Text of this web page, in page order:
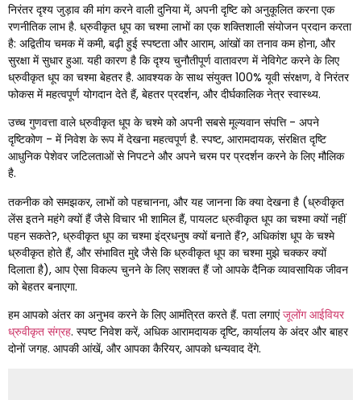
निरंतर दृश्य जुड़ाव की मांग करने वाली दुनिया में, अपनी दृष्टि को अनुकूलित करना एक
रणनीतिक लाभ है. ध्रुवीकृत धूप का चश्मा लाभों का एक शक्तिशाली संयोजन प्रदान करता
है: अद्वितीय चमक में कमी, बढ़ी हुई स्पष्टता और आराम, आंखों का तनाव कम होना, और
सुरक्षा में सुधार हुआ. यही कारण है कि दृश्य चुनौतीपूर्ण वातावरण में नेविगेट करने के लिए
ध्रुवीकृत धूप का चश्मा बेहतर है. आवश्यक के साथ संयुक्त 100% यूवी संरक्षण, वे निरंतर
फोकस में महत्वपूर्ण योगदान देते हैं, बेहतर प्रदर्शन, और दीर्घकालिक नेत्र स्वास्थ्य.
उच्च गुणवत्ता वाले ध्रुवीकृत धूप के चश्मे को अपनी सबसे मूल्यवान संपत्ति - अपने
दृष्टिकोण - में निवेश के रूप में देखना महत्वपूर्ण है. स्पष्ट, आरामदायक, संरक्षित दृष्टि
आधुनिक पेशेवर जटिलताओं से निपटने और अपने चरम पर प्रदर्शन करने के लिए मौलिक
है.
तकनीक को समझकर, लाभों को पहचानना, और यह जानना कि क्या देखना है (ध्रुवीकृत
लेंस इतने महंगे क्यों हैं जैसे विचार भी शामिल हैं, पायलट ध्रुवीकृत धूप का चश्मा क्यों नहीं
पहन सकते?, ध्रुवीकृत धूप का चश्मा इंद्रधनुष क्यों बनाते हैं?, अधिकांश धूप के चश्मे
ध्रुवीकृत होते हैं, और संभावित मुद्दे जैसे कि ध्रुवीकृत धूप का चश्मा मुझे चक्कर क्यों
दिलाता है), आप ऐसा विकल्प चुनने के लिए सशक्त हैं जो आपके दैनिक व्यावसायिक जीवन
को बेहतर बनाएगा.
हम आपको अंतर का अनुभव करने के लिए आमंत्रित करते हैं. पता लगाएंजूलोंग आईवियर
ध्रुवीकृत संग्रह. स्पष्ट निवेश करें, अधिक आरामदायक दृष्टि, कार्यालय के अंदर और बाहर
दोनों जगह. आपकी आंखें, और आपका कैरियर, आपको धन्यवाद देंगे.